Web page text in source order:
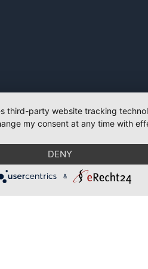
third-party website tracking
my consent at any time with
DENY
&